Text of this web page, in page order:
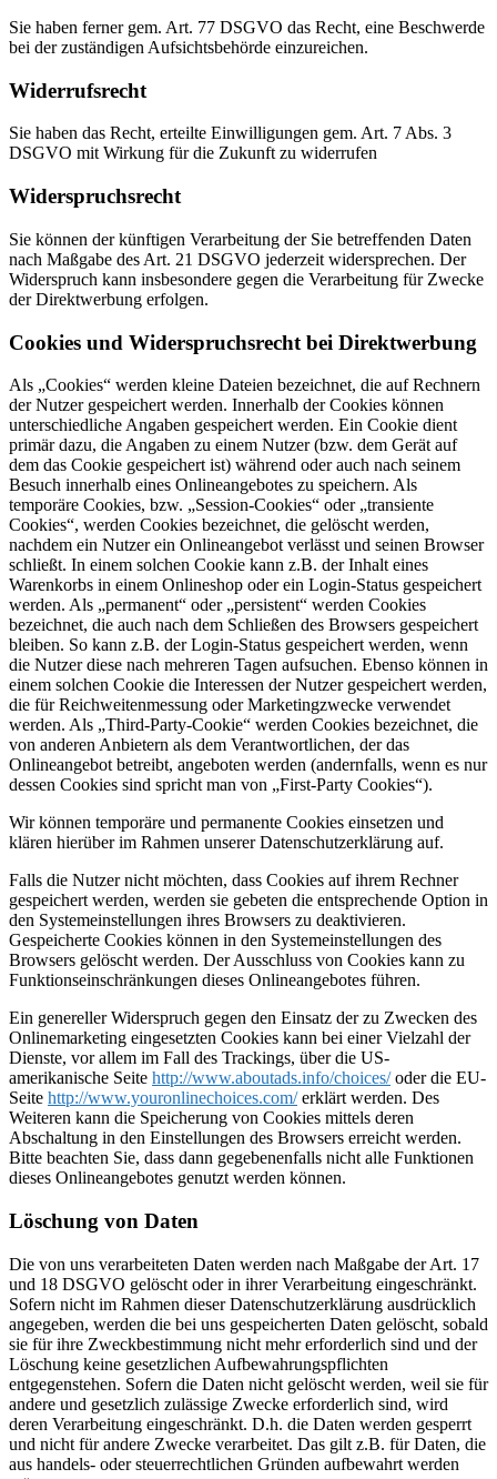
Sie haben ferner gem. Art. 77 DSGVO das Recht, eine Beschwerde
bei der zuständigen Aufsichtsbehörde einzureichen.
Widerrufsrecht
Sie haben das Recht, erteilte Einwilligungen gem. Art. 7 Abs. 3
DSGVO mit Wirkung für die Zukunft zu widerrufen
Widerspruchsrecht
Sie können der künftigen Verarbeitung der Sie betreffenden Daten
nach Maßgabe des Art. 21 DSGVO jederzeit widersprechen. Der
Widerspruch kann insbesondere gegen die Verarbeitung für Zwecke
der Direktwerbung erfolgen.
Cookies und Widerspruchsrecht bei Direktwerbung
Als „Cookies“ werden kleine Dateien bezeichnet, die auf Rechnern
der Nutzer gespeichert werden. Innerhalb der Cookies können
unterschiedliche Angaben gespeichert werden. Ein Cookie dient
primär dazu, die Angaben zu einem Nutzer (bzw. dem Gerät auf
dem das Cookie gespeichert ist) während oder auch nach seinem
Besuch innerhalb eines Onlineangebotes zu speichern. Als
temporäre Cookies, bzw. „Session-Cookies“ oder „transiente
Cookies“, werden Cookies bezeichnet, die gelöscht werden,
nachdem ein Nutzer ein Onlineangebot verlässt und seinen Browser
schließt. In einem solchen Cookie kann z.B. der Inhalt eines
Warenkorbs in einem Onlineshop oder ein Login-Status gespeichert
werden. Als „permanent“ oder „persistent“ werden Cookies
bezeichnet, die auch nach dem Schließen des Browsers gespeichert
bleiben. So kann z.B. der Login-Status gespeichert werden, wenn
die Nutzer diese nach mehreren Tagen aufsuchen. Ebenso können in
einem solchen Cookie die Interessen der Nutzer gespeichert werden,
die für Reichweitenmessung oder Marketingzwecke verwendet
werden. Als „Third-Party-Cookie“ werden Cookies bezeichnet, die
von anderen Anbietern als dem Verantwortlichen, der das
Onlineangebot betreibt, angeboten werden (andernfalls, wenn es nur
dessen Cookies sind spricht man von „First-Party Cookies“).
Wir können temporäre und permanente Cookies einsetzen und
klären hierüber im Rahmen unserer Datenschutzerklärung auf.
Falls die Nutzer nicht möchten, dass Cookies auf ihrem Rechner
gespeichert werden, werden sie gebeten die entsprechende Option in
den Systemeinstellungen ihres Browsers zu deaktivieren.
Gespeicherte Cookies können in den Systemeinstellungen des
Browsers gelöscht werden. Der Ausschluss von Cookies kann zu
Funktionseinschränkungen dieses Onlineangebotes führen.
Ein genereller Widerspruch gegen den Einsatz der zu Zwecken des
Onlinemarketing eingesetzten Cookies kann bei einer Vielzahl der
Dienste, vor allem im Fall des Trackings, über die US-
amerikanische Seite http://www.aboutads.info/choices/oder die EU-
Seite http://www.youronlinechoices.com/erklärt werden. Des
Weiteren kann die Speicherung von Cookies mittels deren
Abschaltung in den Einstellungen des Browsers erreicht werden.
Bitte beachten Sie, dass dann gegebenenfalls nicht alle Funktionen
dieses Onlineangebotes genutzt werden können.
Löschung von Daten
Die von uns verarbeiteten Daten werden nach Maßgabe der Art. 17
und 18 DSGVO gelöscht oder in ihrer Verarbeitung eingeschränkt.
Sofern nicht im Rahmen dieser Datenschutzerklärung ausdrücklich
angegeben, werden die bei uns gespeicherten Daten gelöscht, sobald
sie für ihre Zweckbestimmung nicht mehr erforderlich sind und der
Löschung keine gesetzlichen Aufbewahrungspflichten
entgegenstehen. Sofern die Daten nicht gelöscht werden, weil sie für
andere und gesetzlich zulässige Zwecke erforderlich sind, wird
deren Verarbeitung eingeschränkt. D.h. die Daten werden gesperrt
und nicht für andere Zwecke verarbeitet. Das gilt z.B. für Daten, die
aus handels- oder steuerrechtlichen Gründen aufbewahrt werden